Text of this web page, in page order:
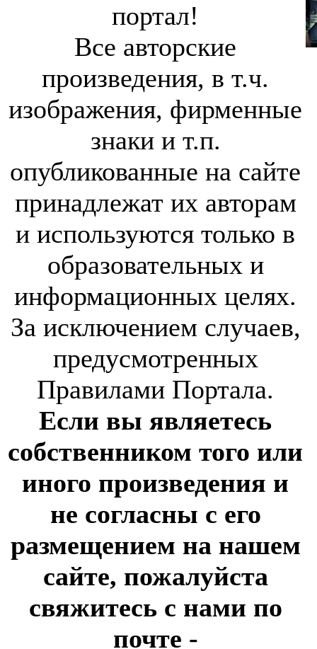
портал!
Все авторские
произведения, в т.ч.
изображения, фирменные
знаки и т.п.
опубликованные на сайте
принадлежат их авторам
и используются только в
образовательных и
информационных целях.
За исключением случаев,
предусмотренных
Правилами Портала.
Если вы являетесь
собственником того или
иного произведения и
не согласны с его
размещением на нашем
сайте, пожалуйста
свяжитесь с нами по
почте -